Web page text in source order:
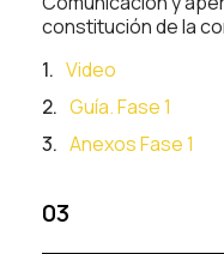
constitución de la
Video
Guía. Fase 1
Anexos Fase 1
03